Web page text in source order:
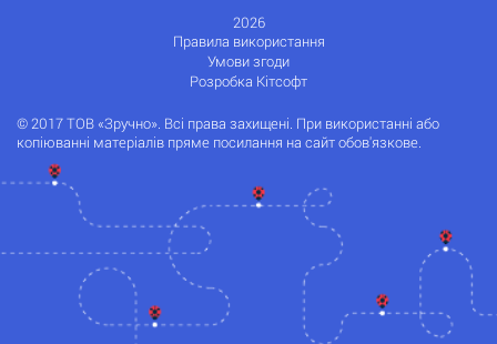
2026
Правила використання
Умови згоди
Розробка Кітсофт
© 2017 ТОВ «Зручно». Всі права захищені. При використанні або
копіюванні матеріалів пряме посилання на сайт обов'язкове.